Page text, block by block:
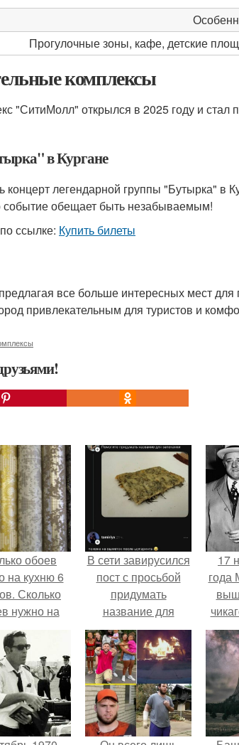
Прогулочные зоны, кафе, детские
комплексы
"СитиМолл" открылся в 2025 году и
в Кургане
концерт легендарной группы "Бутырка" в
событие обещает быть незабываемым!
ссылке: Купить билеты
все больше интересных мест
привлекательным для туристов и
обоев
на кухню 6
Сколько
нужно на
комнату
В сети завирусился
пост с просьбой
придумать
название для
домашней
запеканки.
17
года